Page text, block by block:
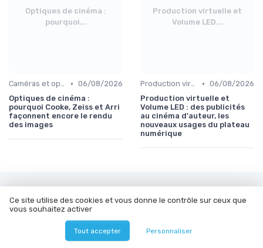
Optiques de cinéma :
pourquoi...
Caméras et optiques cinéma • 06/08/2026
Optiques de cinéma :
pourquoi Cooke, Zeiss et Arri
façonnent encore le rendu
des images
Production virtuelle et
Volume LED...
Production virtuelle et volumes LED • 06/08/2026
Production virtuelle et
Volume LED : des publicités
au cinéma d'auteur, les
nouveaux usages du plateau
numérique
Janvier 2024
Ce site utilise des cookies et vous donne le contrôle sur ceux que
vous souhaitez activer
Tout accepter Personnaliser